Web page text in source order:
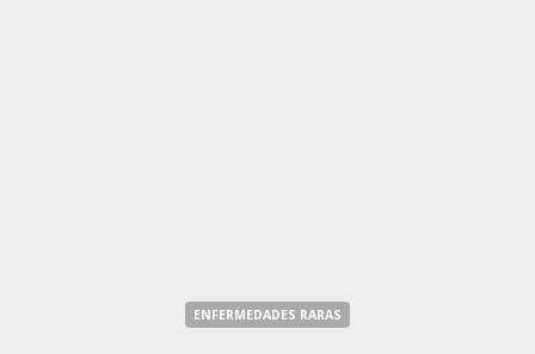
ENFERMEDADES RARAS